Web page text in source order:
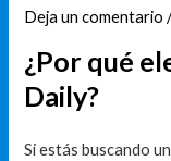
Deja un comentario
¿Por qué
Daily?
Si estás buscando